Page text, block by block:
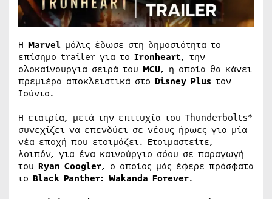
Η Marvel μόλις έδωσε στη δημοσιότητα το
επίσημο trailer για το Ironheart, την
ολοκαίνουργια σειρά του MCU, η οποία θα κάνει
πρεμιέρα αποκλειστικά στο Disney Plus τον
Ιούνιο.
Η εταιρία, μετά την επιτυχία του Thunderbolts*
συνεχίζει να επενδύει σε νέους ήρωες για μία
νέα εποχή που ετοιμάζει. Ετοιμαστείτε,
λοιπόν, για ένα καινούργιο σόου σε παραγωγή
του Ryan Coogler, ο οποίος μάς έφερε πρόσφατα
το Black Panther: Wakanda Forever.